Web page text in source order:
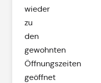
wieder
zu
den
gewohnten
Öffnungszeiten
geöffnet